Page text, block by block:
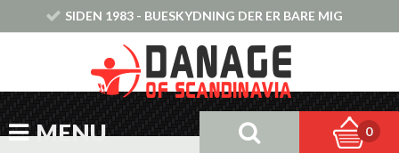
SIDEN 1983 - BUESKYDNING DER ER BARE MIG
MENU 0